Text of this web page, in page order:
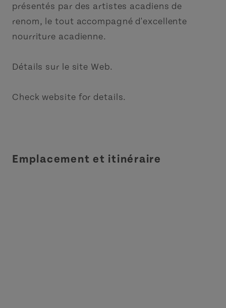
présentés par des artistes acadiens de
renom, le tout accompagné d'excellente
nourriture acadienne.
Détails sur le site Web.
Check website for details.
Emplacement et itinéraire